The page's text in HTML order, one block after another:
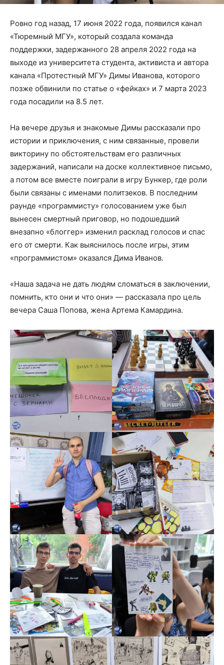
Ровно год назад, 17 июня 2022 года, появился канал
«Тюремный МГУ», который создала команда
поддержки, задержанного 28 апреля 2022 года на
выходе из университета студента, активиста и автора
канала «Протестный МГУ» Димы Иванова, которого
позже обвинили по статье о «фейках» и 7 марта 2023
года посадили на 8.5 лет.
На вечере друзья и знакомые Димы рассказали про
истории и приключения, с ним связанные, провели
викторину по обстоятельствам его различных
задержаний, написали на доске коллективное письмо,
а потом все вместе поиграли в игру Бункер, где роли
были связаны с именами политзеков. В последним
раунде «программисту» голосованием уже был
вынесен смертный приговор, но подошедший
внезапно «блоггер» изменил расклад голосов и спас
его от смерти. Как выяснилось после игры, этим
«программистом» оказался Дима Иванов.
«Наша задача не дать людям сломаться в заключении,
помнить, кто они и что они» — рассказала про цель
вечера Саша Попова, жена Артема Камардина.